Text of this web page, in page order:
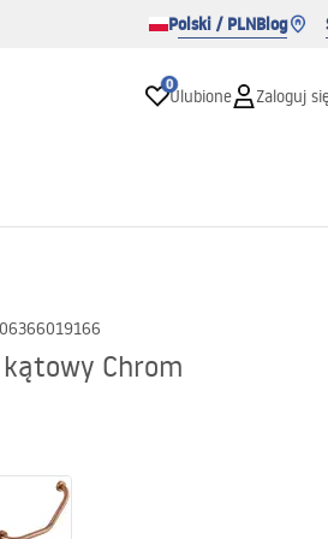
Polski / PLNBlog
0
Ulubione Zaloguj
Chrom